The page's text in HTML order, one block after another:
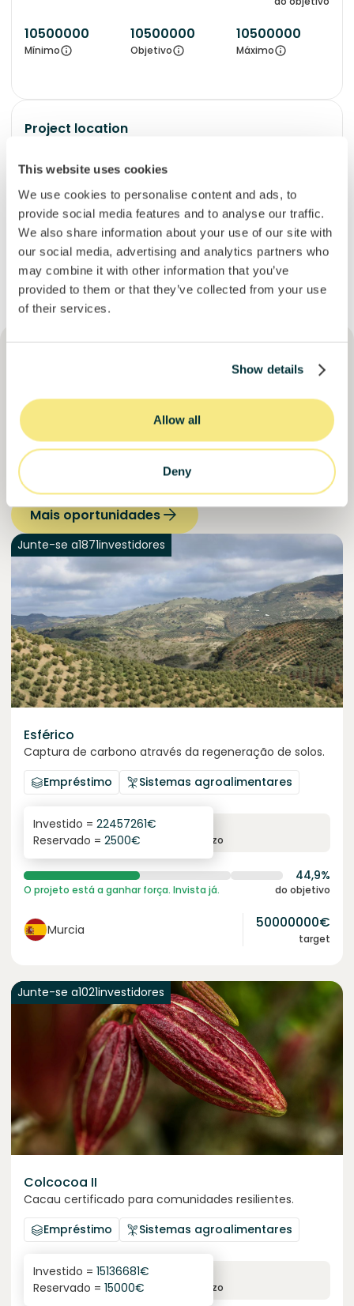
This website uses cookies
We use cookies to personalise content and ads, to
provide social media features and to analyse our traffic.
We also share information about your use of our site with
our social media, advertising and analytics partners who
may combine it with other information that you’ve
provided to them or that they’ve collected from your use
of their services.
Show details
Allow all
Deny
10500000
Mínimo
10500000
Objetivo
10500000
Máximo
Project location
Descubra outras
oportunidadesque podem
ser do seu interesse
Mais oportunidades
Junte-se a1871investidores
Esférico
Captura de carbono através da regeneração de solos.
Empréstimo
Sistemas agroalimentares
6.3%
juro anual prazo
Investido = 22457261€
Reservado = 2500€
44,9%
O projeto está a ganhar força. Invista já. do objetivo
Murcia 50000000€
target
Junte-se a1021investidores
Colcocoa II
Cacau certificado para comunidades resilientes.
Empréstimo
Sistemas agroalimentares
6.1%
juro anual prazo
Investido = 15136681€
Reservado = 15000€